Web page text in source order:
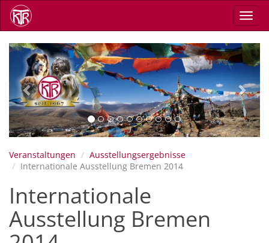
Skip
main
Previous Next
Veranstaltungen
Ausstellungsergebnisse
Internationale Ausstellung Bremen 2014
Internationale
Ausstellung Bremen